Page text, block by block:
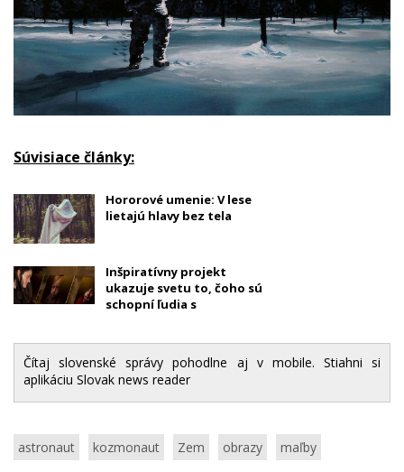
Súvisiace články:
Hororové umenie: V lese
lietajú hlavy bez tela
Inšpiratívny projekt
ukazuje svetu to, čoho sú
schopní ľudia s
Čítaj slovenské správy pohodlne aj v mobile. Stiahni si
aplikáciu Slovak news reader
astronaut kozmonaut Zem obrazy maľby